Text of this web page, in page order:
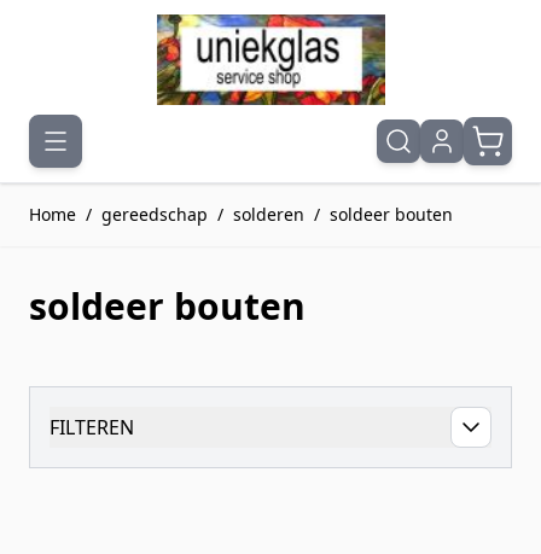
Ga naar de inhoud
Home / gereedschap / solderen / soldeer bouten
soldeer bouten
FILTEREN